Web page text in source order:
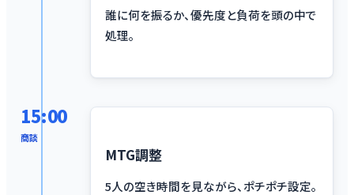
誰に何を振るか、優先度と負荷を頭の中で
処理。
15:00
商談
MTG調整
5人の空き時間を見ながら、ポチポチ設定。